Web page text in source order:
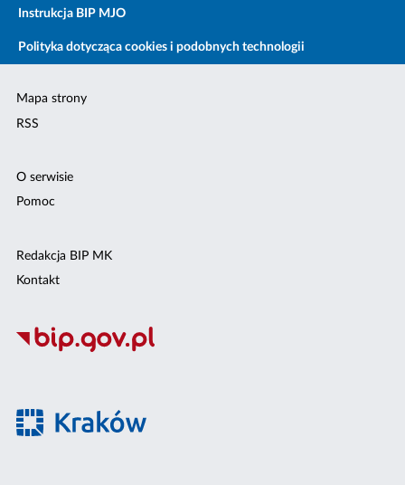
Instrukcja BIP MJO
Polityka dotycząca cookies i podobnych technologii
Mapa strony
RSS
O serwisie
Pomoc
Redakcja BIP MK
Kontakt